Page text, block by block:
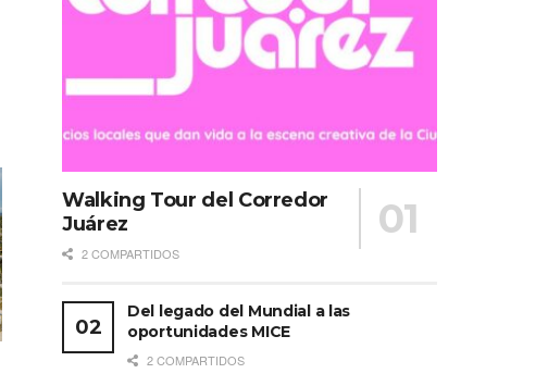
Walking Tour del Corredor
Juárez
2 COMPARTIDOS
Del legado del Mundial a las
oportunidades MICE
2 COMPARTIDOS